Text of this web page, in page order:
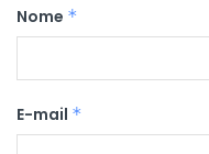
Nome *
E-mail *